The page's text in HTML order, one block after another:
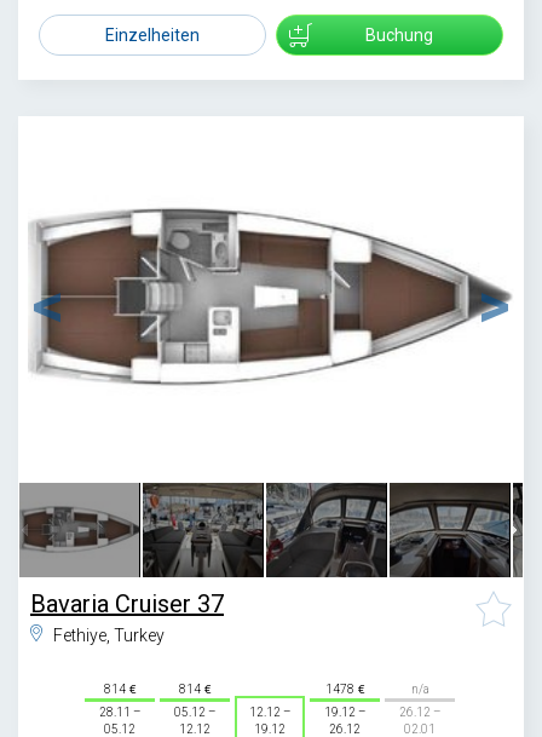
Einzelheiten Buchung
Bavaria Cruiser 37
Fethiye, Turkey
814
28.11 –
05.12
814
05.12 –
12.12
12.12 –
19.12
1478
19.12 –
26.12
n/a
26.12 –
02.01